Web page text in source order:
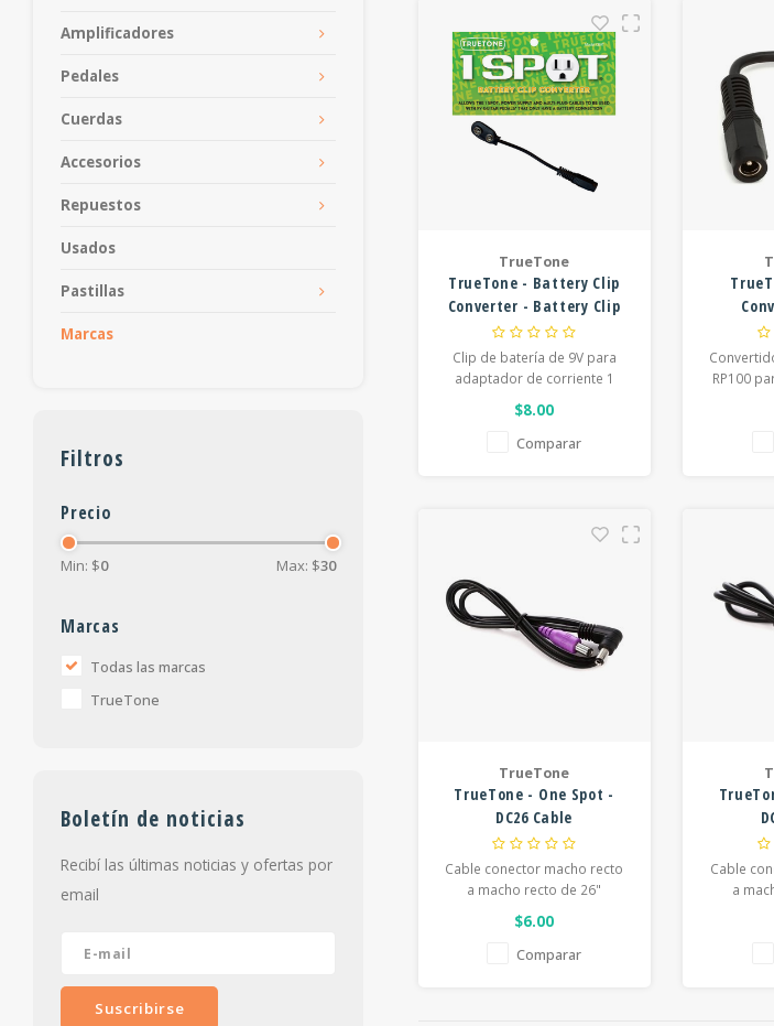
Amplificadores
Pedales
Cuerdas
Accesorios
Repuestos
Usados
Pastillas
Marcas
Filtros
Precio
Min: $0 Max: $30
Marcas
Todas las marcas
TrueTone
Boletín de noticias
Recibí las últimas noticias y ofertas por
email
Suscribirse
TrueTone
TrueTone - Battery Clip
Converter - Battery Clip
for 1 SPOT
Clip de batería de 9V para
adaptador de corriente 1
$8.00
Comparar
RP100
TrueTone
TrueTone - One Spot -
DC26 Cable
Cable conector macho recto
a macho recto de 26"
$6.00
Comparar
Cable
a